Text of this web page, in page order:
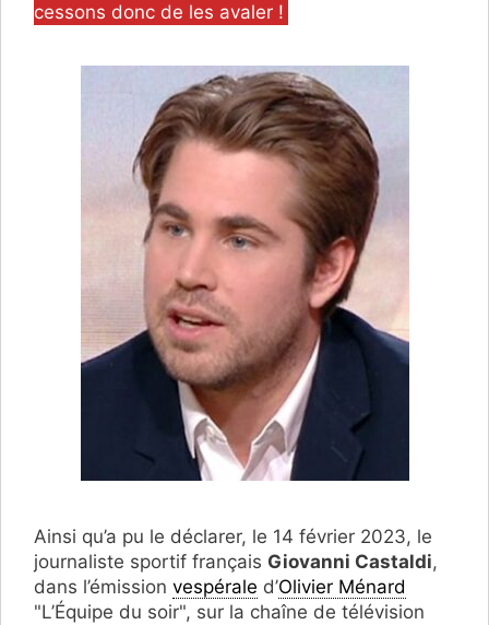
cessons donc de les avaler !
Ainsi qu’a pu le déclarer, le 14 février 2023, le
journaliste sportif français Giovanni Castaldi,
dans l’émission vespérale d’Olivier Ménard
"L’Équipe du soir", sur la chaîne de télévision